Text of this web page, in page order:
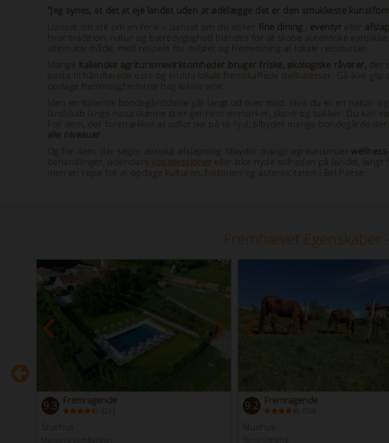
"Jeg synes, at det at eje landet uden at ødelægge det er den smukkeste
Uanset din idé om en ferie – uanset om du elsker fine dining , eventyr eller
hvor tradition, natur og bæredygtighed blandes for at skabe autentiske
alternativ måde, med respekt for miljøet og fremvisning af lokale ressourcer.
Mange italienske agriturismevirksomheder bruger friske, økologiske råvarer, der
pasta til håndlavede oste og endda lokalt fremskaffede delikatesser. Gå ikke
opdage hemmelighederne bag lokale vine.
Men en italiensk bondegårdsferie går langt ud over mad. Hvis du er en natur-
landskab langs naturskønne stier gennem vinmarker, skove og bakker. Du kan
For dem, der foretrækker at udforske på to hjul, tilbyder mange bondegårde
alle niveauer .
Og for dem, der søger absolut afslapning, tilbyder mange agriturismoer
behandlinger, udendørsyogasessioner eller blot nyde stilheden på landet, langt
men en rejse for at opdage kulturen, historien og autenticiteten i Bel Paese.
Fremhævet Egenskaber
9.3 Fremragende
(21 )
Stuehus
Mantova Lombardiet
9.2 Fremragende
( 50)
Stuehus
Terni Umbria